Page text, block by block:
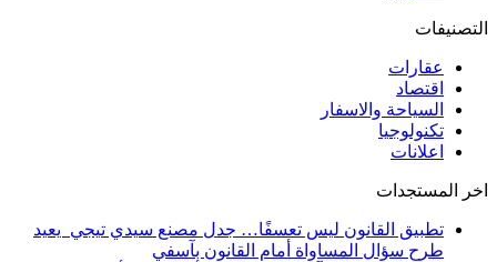
التصنيفات
عقارات
اقتصاد
السياحة والاسفار
تكنولوجيا
اعلانات
اخر المستجدات
تطبيق القانون ليس تعسفًا… جدل مصنع سيدي تيجي يعيد
طرح سؤال المساواة أمام القانون بآسفي